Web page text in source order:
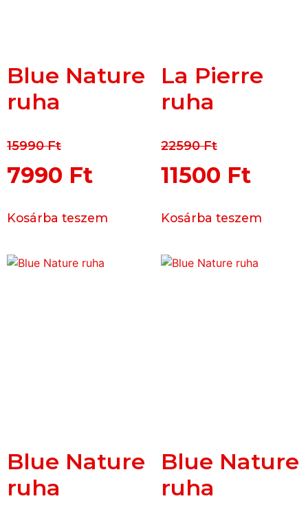
Blue Nature
ruha
15990Ft
7990 Ft
Kosárba teszem
La Pierre
ruha
22590Ft
11500 Ft
Kosárba teszem
Blue Nature
ruha
Blue Nature
ruha